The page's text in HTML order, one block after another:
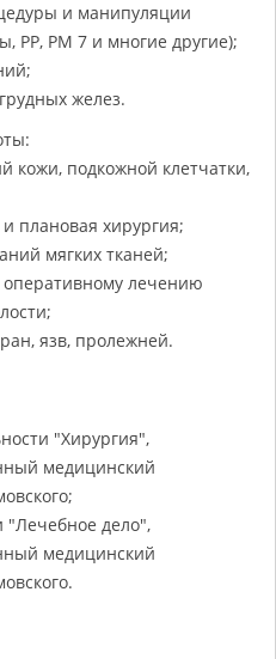
и манипуляции
PP, PM 7 и многие другие);
желез.
кожи, подкожной клетчатки,
плановая хирургия;
мягких тканей;
лечению
язв, пролежней.
"Хирургия",
медицинский
"Лечебное дело",
медицинский